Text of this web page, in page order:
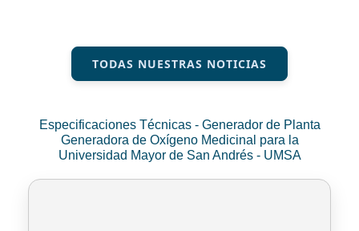
TODAS NUESTRAS NOTICIAS
Especificaciones Técnicas - Generador de Planta
Generadora de Oxígeno Medicinal para la
Universidad Mayor de San Andrés - UMSA